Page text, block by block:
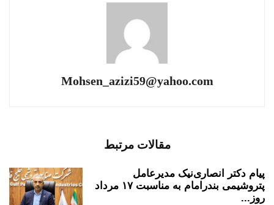
Mohsen_azizi59@yahoo.com
مقالات مرتبط
پیام دکتر انصاری‌نیک مدیرعامل
پتروشیمی بندرامام به مناسبت ۱۷ مرداد
روز...